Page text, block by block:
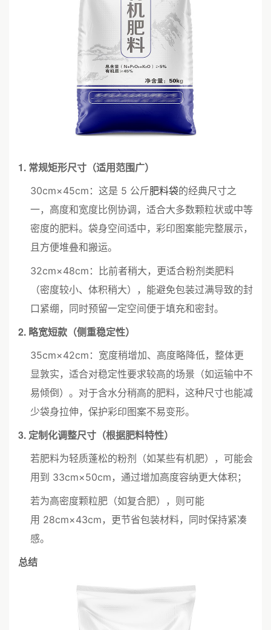
1. 常规矩形尺寸（适用范围广）
30cm×45cm：这是 5 公斤肥料袋的经典尺寸之
一，高度和宽度比例协调，适合大多数颗粒状或中等
密度的肥料。袋身空间适中，彩印图案能完整展示，
且方便堆叠和搬运。
32cm×48cm：比前者稍大，更适合粉剂类肥料
（密度较小、体积稍大），能避免包装过满导致的封
口紧绷，同时预留一定空间便于填充和密封。
2. 略宽短款（侧重稳定性）
35cm×42cm：宽度稍增加、高度略降低，整体更
显敦实，适合对稳定性要求较高的场景（如运输中不
易倾倒）。对于含水分稍高的肥料，这种尺寸也能减
少袋身拉伸，保护彩印图案不易变形。
3. 定制化调整尺寸（根据肥料特性）
若肥料为轻质蓬松的粉剂（如某些有机肥），可能会
用到 33cm×50cm，通过增加高度容纳更大体积；
若为高密度颗粒肥（如复合肥），则可能
用 28cm×43cm，更节省包装材料，同时保持紧凑
感。
总结